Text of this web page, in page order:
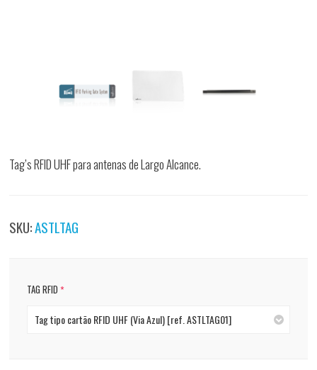
Tag’s RFID UHF para antenas de Largo Alcance.
SKU:ASTLTAG
TAG RFID*
Tag tipo cartão RFID UHF (Via Azul) [ref. ASTLTAG01]